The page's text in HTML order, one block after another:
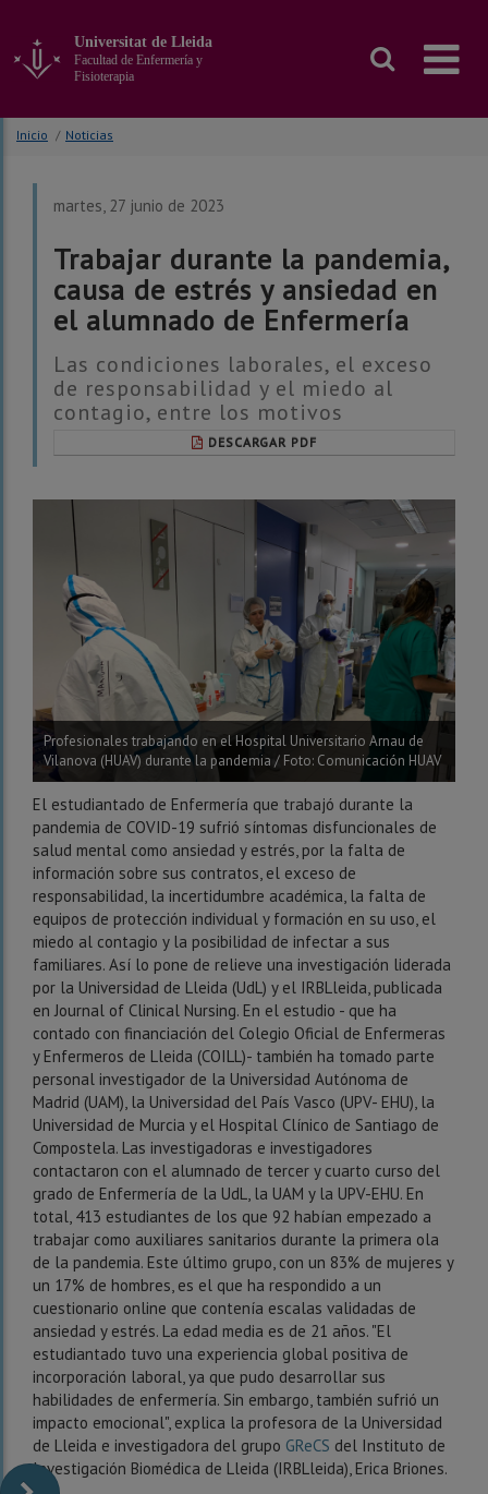
contenido
principal
la
página
Universitat de Lleida
Facultad de Enfermería y
Fisioterapia
Inicio / Noticias
martes, 27 junio de 2023
Trabajar durante la pandemia,
causa de estrés y ansiedad en
el alumnado de Enfermería
Las condiciones laborales, el exceso
de responsabilidad y el miedo al
contagio, entre los motivos
DESCARGAR PDF
Profesionales trabajando en el Hospital Universitario Arnau de
Vilanova (HUAV) durante la pandemia / Foto: Comunicación HUAV
El estudiantado de Enfermería que trabajó durante la
pandemia de COVID-19 sufrió síntomas disfuncionales de
salud mental como ansiedad y estrés, por la falta de
información sobre sus contratos, el exceso de
responsabilidad, la incertidumbre académica, la falta de
equipos de protección individual y formación en su uso, el
miedo al contagio y la posibilidad de infectar a sus
familiares. Así lo pone de relieve una investigación liderada
por la Universidad de Lleida (UdL) y el IRBLleida, publicada
en Journal of Clinical Nursing. En el estudio - que ha
contado con financiación del Colegio Oficial de Enfermeras
y Enfermeros de Lleida (COILL)- también ha tomado parte
personal investigador de la Universidad Autónoma de
Madrid (UAM), la Universidad del País Vasco (UPV- EHU), la
Universidad de Murcia y el Hospital Clínico de Santiago de
Compostela. Las investigadoras e investigadores
contactaron con el alumnado de tercer y cuarto curso del
grado de Enfermería de la UdL, la UAM y la UPV-EHU. En
total, 413 estudiantes de los que 92 habían empezado a
trabajar como auxiliares sanitarios durante la primera ola
de la pandemia. Este último grupo, con un 83% de mujeres y
un 17% de hombres, es el que ha respondido a un
cuestionario online que contenía escalas validadas de
ansiedad y estrés. La edad media es de 21 años. "El
estudiantado tuvo una experiencia global positiva de
incorporación laboral, ya que pudo desarrollar sus
habilidades de enfermería. Sin embargo, también sufrió un
impacto emocional", explica la profesora de la Universidad
de Lleida e investigadora del grupo GReCS del Instituto de
Investigación Biomédica de Lleida (IRBLleida), Erica Briones.